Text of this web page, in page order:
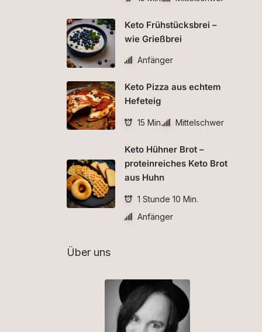
Keto Frühstücksbrei –
wie Grießbrei
Anfänger
Keto Pizza aus echtem
Hefeteig
15 Min. Mittelschwer
Keto Hühner Brot –
proteinreiches Keto Brot
aus Huhn
1 Stunde 10 Min.
Anfänger
Über uns